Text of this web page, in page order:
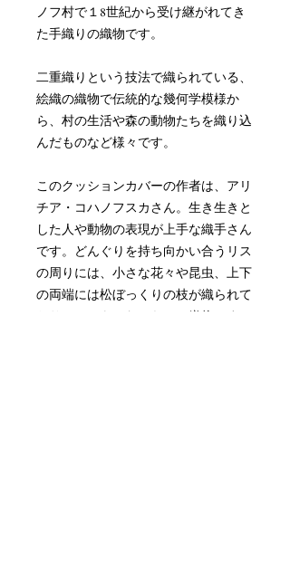
ノフ村で１8世紀から受け継がれてき
た手織りの織物です。
二重織りという技法で織られている、
絵織の織物で伝統的な幾何学模様か
ら、村の生活や森の動物たちを織り込
んだものなど様々です。
このクッションカバーの作者は、アリ
チア・コハノフスカさん。生き生きと
した人や動物の表現が上手な織手さん
です。どんぐりを持ち向かい合うリス
の周りには、小さな花々や昆虫、上下
の両端には松ぼっくりの枝が織られて
おり、とてもかわいらしい織物です。